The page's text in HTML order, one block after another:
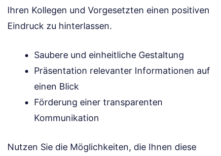
Ihren Kollegen und Vorgesetzten einen positiven
Eindruck zu hinterlassen.
Saubere und einheitliche Gestaltung
Präsentation relevanter Informationen auf
einen Blick
Förderung einer transparenten
Kommunikation
Nutzen Sie die Möglichkeiten, die Ihnen diese